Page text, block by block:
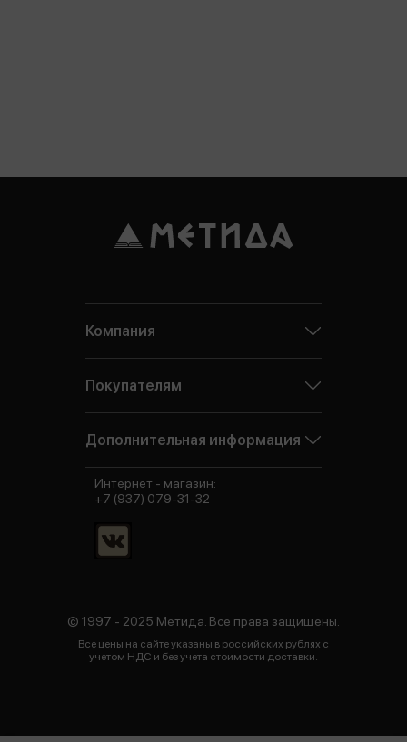
Компания
Покупателям
Дополнительная информация
© 1997 - 2025 Метида. Все права защищены.
Все цены на сайте указаны в российских рублях с
учетом НДС и без учета стоимости доставки.
Интернет - магазин:
+7 (937) 079-31-32